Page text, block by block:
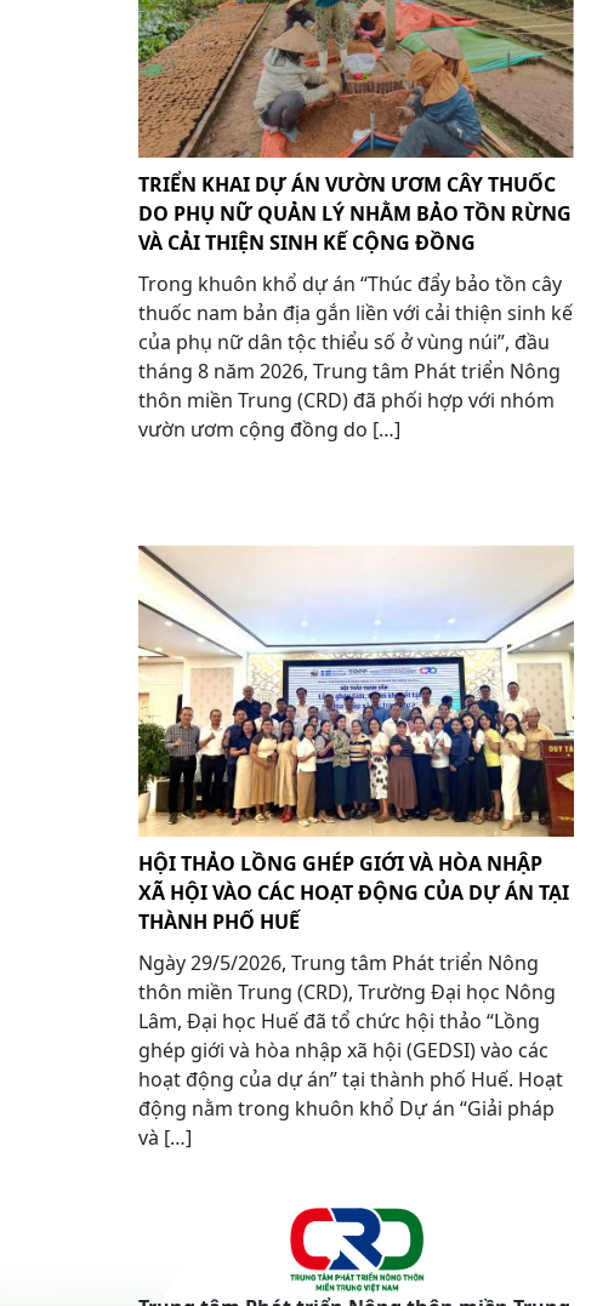
TRIỂN KHAI DỰ ÁN VƯỜN ƯƠM CÂY THUỐC
DO PHỤ NỮ QUẢN LÝ NHẰM BẢO TỒN RỪNG
VÀ CẢI THIỆN SINH KẾ CỘNG ĐỒNG
Trong khuôn khổ dự án “Thúc đẩy bảo tồn cây
thuốc nam bản địa gắn liền với cải thiện sinh kế
của phụ nữ dân tộc thiểu số ở vùng núi”, đầu
tháng 8 năm 2026, Trung tâm Phát triển Nông
thôn miền Trung (CRD) đã phối hợp với nhóm
vườn ươm cộng đồng do […]
HỘI THẢO LỒNG GHÉP GIỚI VÀ HÒA NHẬP
XÃ HỘI VÀO CÁC HOẠT ĐỘNG CỦA DỰ ÁN TẠI
THÀNH PHỐ HUẾ
Ngày 29/5/2026, Trung tâm Phát triển Nông
thôn miền Trung (CRD), Trường Đại học Nông
Lâm, Đại học Huế đã tổ chức hội thảo “Lồng
ghép giới và hòa nhập xã hội (GEDSI) vào các
hoạt động của dự án” tại thành phố Huế. Hoạt
động nằm trong khuôn khổ Dự án “Giải pháp
và […]